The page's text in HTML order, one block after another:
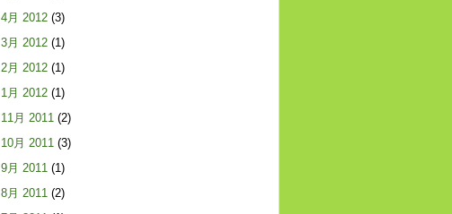
4月 2012 (3)
3月 2012 (1)
2月 2012 (1)
1月 2012 (1)
11月 2011 (2)
10月 2011 (3)
9月 2011 (1)
8月 2011 (2)